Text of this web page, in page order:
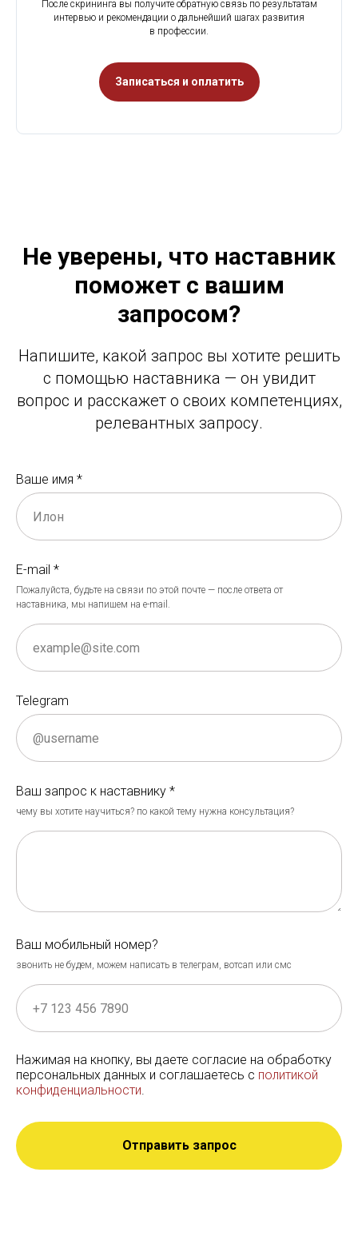
После скрининга вы получите обратную связь по результатам
интервью и рекомендации о дальнейший шагах развития
в профессии.
Записаться и оплатить
Не уверены, что наставник
поможет с вашим
запросом?
Напишите, какой запрос вы хотите решить
с помощью наставника — он увидит
вопрос и расскажет о своих компетенциях,
релевантных запросу.
Ваше имя *
E-mail *
Пожалуйста, будьте на связи по этой почте — после ответа от
наставника, мы напишем на e-mail.
Telegram
Ваш запрос к наставнику *
чему вы хотите научиться? по какой тему нужна консультация?
Ваш мобильный номер?
звонить не будем, можем написать в телеграм, вотсап или смс
Нажимая на кнопку, вы даете согласие на обработку
персональных данных и соглашаетесь c политикой
конфиденциальности.
Отправить запрос